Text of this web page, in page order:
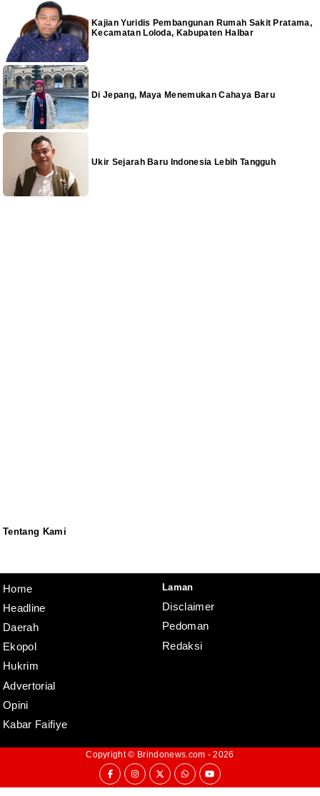
Kajian Yuridis Pembangunan Rumah Sakit Pratama,
Kecamatan Loloda, Kabupaten Halbar
Di Jepang, Maya Menemukan Cahaya Baru
Ukir Sejarah Baru Indonesia Lebih Tangguh
Tentang Kami
Home
Headline
Daerah
Ekopol
Hukrim
Advertorial
Opini
Kabar Faifiye
Laman
Disclaimer
Pedoman
Redaksi
Copyright © Brindonews.com - 2026